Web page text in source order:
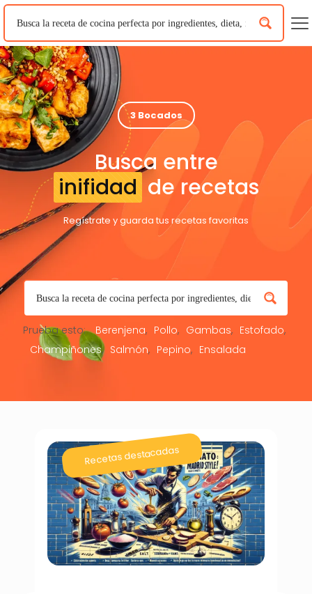
3 Bocados
Busca entre
inifidad de recetas
Regístrate y guarda tus recetas favoritas
Prueba esto: Berenjena Pollo Gambas
Estofado
Champiñones
Salmón Pepino Ensalada
Recetas destacadas